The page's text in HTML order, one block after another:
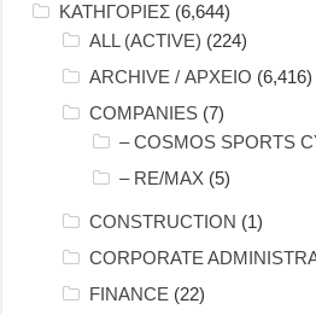
ΚΑΤΗΓΟΡΙΕΣ (6,644)
ALL (ACTIVE) (224)
ARCHIVE / ΑΡΧΕΙΟ (6,416)
COMPANIES (7)
– COSMOS SPORTS
– RE/MAX (5)
CONSTRUCTION (1)
CORPORATE
FINANCE (22)